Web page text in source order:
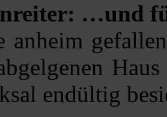
…und
anheim
endültig